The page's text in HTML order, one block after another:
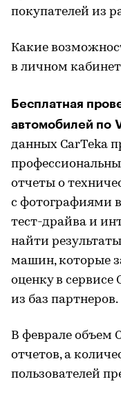
покупателей из
Какие
в личном
Бесплатная
автомобилей по
данных CarTeka
отчеты о
с фотографиями
тест-драйва и
найти
машин, которые
оценку в сервисе
из баз партнеров.
В феврале объем
отчетов, а
пользователей